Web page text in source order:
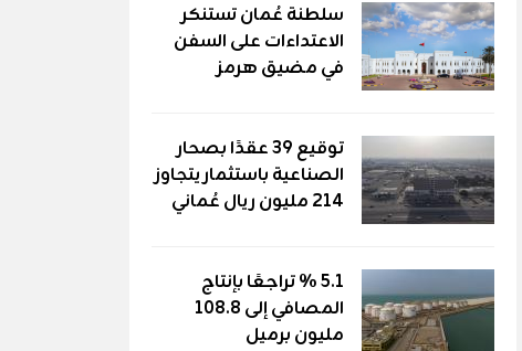
سلطنة عُمان تستنكر
الاعتداءات على السفن
في مضيق هرمز
توقيع 39 عقدًا بصحار
الصناعية باستثمار يتجاوز
214 مليون ريال عُماني
5.1 % تراجعًا بإنتاج
المصافي إلى 108.8
مليون برميل